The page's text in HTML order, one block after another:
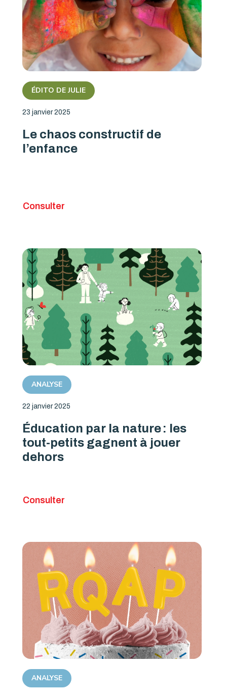
ÉDITO DE JULIE
23 janvier 2025
Le chaos constructif de
l’enfance
Consulter
ANALYSE
22 janvier 2025
Éducation par la nature : les
tout-petits gagnent à jouer
dehors
Consulter
ANALYSE